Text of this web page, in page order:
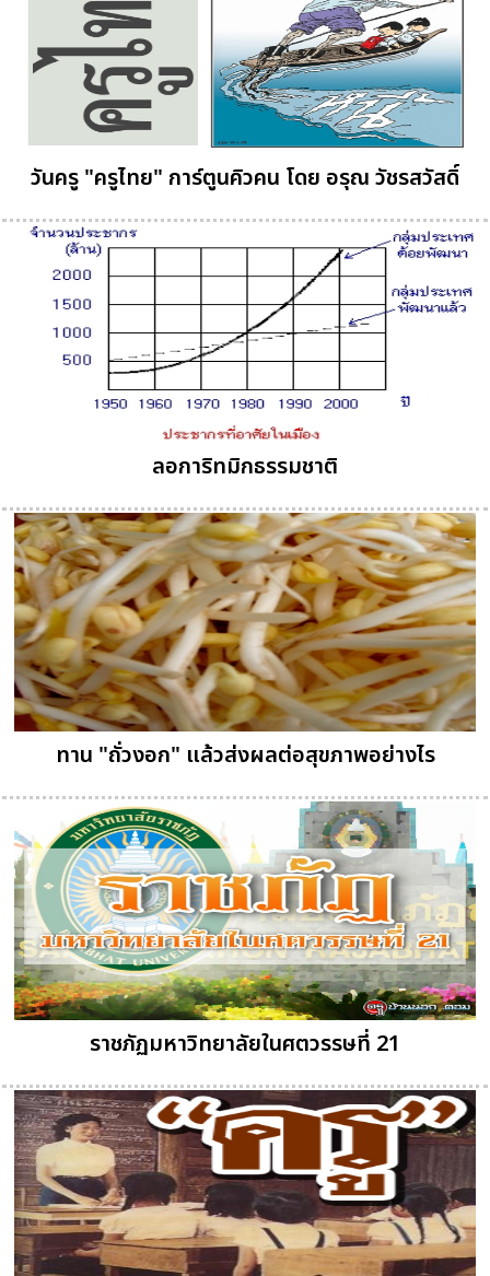
วันครู "ครูไทย" การ์ตูนคิวคน โดย อรุณ วัชรสวัสดิ์
ลอการิทมิกธรรมชาติ
ทาน "ถั่วงอก" แล้วส่งผลต่อสุขภาพอย่างไร
ราชภัฏมหาวิทยาลัยในศตวรรษที่ 21